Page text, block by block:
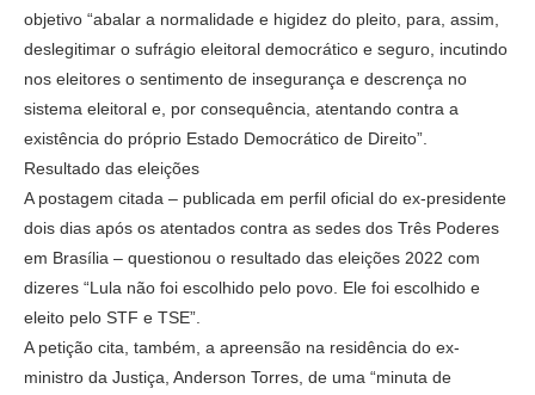
objetivo “abalar a normalidade e higidez do pleito, para, assim,
deslegitimar o sufrágio eleitoral democrático e seguro, incutindo
nos eleitores o sentimento de insegurança e descrença no
sistema eleitoral e, por consequência, atentando contra a
existência do próprio Estado Democrático de Direito”.
Resultado das eleições
A postagem citada – publicada em perfil oficial do ex-presidente
dois dias após os atentados contra as sedes dos Três Poderes
em Brasília – questionou o resultado das eleições 2022 com
dizeres “Lula não foi escolhido pelo povo. Ele foi escolhido e
eleito pelo STF e TSE”.
A petição cita, também, a apreensão na residência do ex-
ministro da Justiça, Anderson Torres, de uma “minuta de